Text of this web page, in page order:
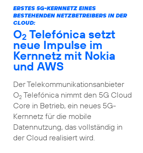
ERSTES 5G-KERNNETZ EINES
BESTEHENDEN NETZBETREIBERS IN DER
CLOUD:
O2 Telefónica setzt
neue Impulse im
Kernnetz mit Nokia
und AWS
Der Telekommunikationsanbieter
O2Telefónica nimmt den 5G Cloud
Core in Betrieb, ein neues 5G-
Kernnetz für die mobile
Datennutzung, das vollständig in
der Cloud realisiert wird.